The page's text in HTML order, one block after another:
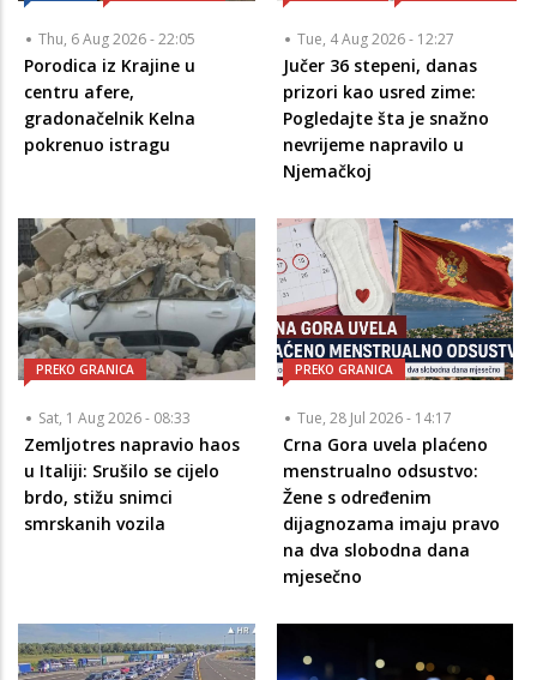
Thu, 6 Aug 2026 - 22:05
Porodica iz Krajine u
centru afere,
gradonačelnik Kelna
pokrenuo istragu
Tue, 4 Aug 2026 - 12:27
Jučer 36 stepeni, danas
prizori kao usred zime:
Pogledajte šta je snažno
nevrijeme napravilo u
Njemačkoj
PREKO GRANICA
Sat, 1 Aug 2026 - 08:33
Zemljotres napravio haos
u Italiji: Srušilo se cijelo
brdo, stižu snimci
smrskanih vozila
PREKO GRANICA
Tue, 28 Jul 2026 - 14:17
Crna Gora uvela plaćeno
menstrualno odsustvo:
Žene s određenim
dijagnozama imaju pravo
na dva slobodna dana
mjesečno